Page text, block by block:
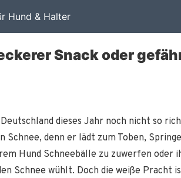
Hund & Halter
Snack oder
dieses Jahr noch nicht so
denn er lädt zum Toben,
Hund Schneebälle zu zuwerfen oder
Schnee wühlt. Doch die weiße Pracht